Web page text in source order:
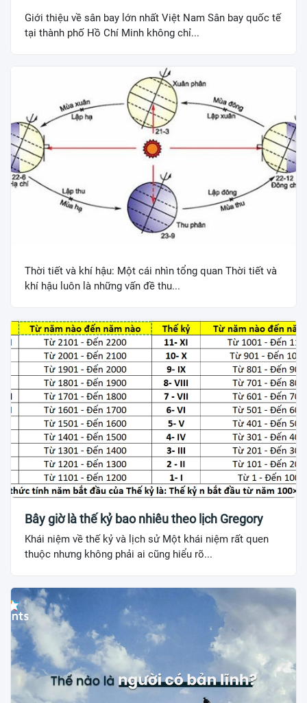
Giới thiệu về sân bay lớn nhất Việt Nam Sân bay quốc tế
tại thành phố Hồ Chí Minh không chỉ...
Thời tiết và khí hậu: Một cái nhìn tổng quan Thời tiết và
khí hậu luôn là những vấn đề thu...
Bây giờ là thế kỷ bao nhiêu theo lịch Gregory
Khái niệm về thế kỷ và lịch sử Một khái niệm rất quen
thuộc nhưng không phải ai cũng hiểu rõ...